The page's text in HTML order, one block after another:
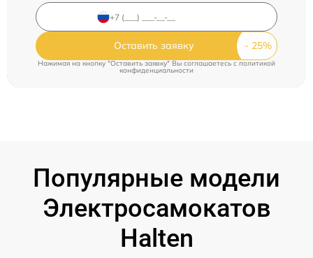
Оставить заявку
Нажимая на кнопку "Оставить заявку" Вы соглашаетесь c политикой
конфиденциальности
Популярные модели
Электросамокатов
Halten